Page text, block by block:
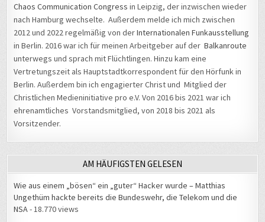
Chaos Communication Congress in Leipzig, der inzwischen wieder
nach Hamburg wechselte. Außerdem melde ich mich zwischen
2012 und 2022 regelmäßig von derInternationalen Funkausstellung
in Berlin. 2016 war ich für meinen Arbeitgeber auf derBalkanroute
unterwegs und sprach mit Flüchtlingen. Hinzu kam eine
Vertretungszeit als Hauptstadtkorrespondent für den Hörfunk in
Berlin. Außerdem bin ich engagierter Christ und Mitglied der
Christlichen Medieninitiative pro e.V. Von 2016 bis 2021 war ich
ehrenamtliches Vorstandsmitglied, von 2018 bis 2021 als
Vorsitzender.
AM HÄUFIGSTEN GELESEN
Wie aus einem „bösen“ ein „guter“ Hacker wurde – Matthias
Ungethüm hackte bereits die Bundeswehr, die Telekom und die
NSA- 18.770 views